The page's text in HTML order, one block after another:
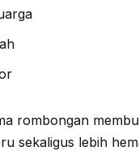
rombongan
sekaligus lebih